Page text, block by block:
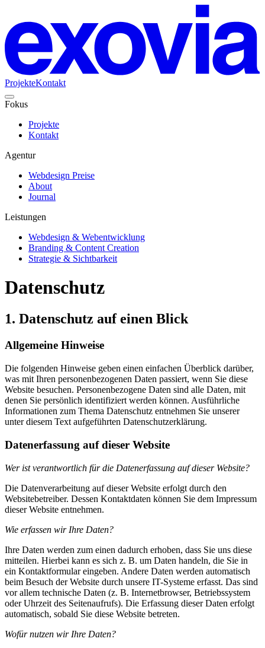
ProjekteKontakt
Fokus
Projekte
Kontakt
Agentur
Webdesign Preise
About
Journal
Leistungen
Webdesign & Webentwicklung
Branding & Content Creation
Strategie & Sichtbarkeit
Datenschutz
1. Datenschutz auf einen Blick
Allgemeine Hinweise
Die folgenden Hinweise geben einen einfachen Überblick darüber,
was mit Ihren personenbezogenen Daten passiert, wenn Sie diese
Website besuchen. Personenbezogene Daten sind alle Daten, mit
denen Sie persönlich identifiziert werden können. Ausführliche
Informationen zum Thema Datenschutz entnehmen Sie unserer
unter diesem Text aufgeführten Datenschutzerklärung.
Datenerfassung auf dieser Website
Wer ist verantwortlich für die Datenerfassung auf dieser Website?
Die Datenverarbeitung auf dieser Website erfolgt durch den
Websitebetreiber. Dessen Kontaktdaten können Sie dem Impressum
dieser Website entnehmen.
Wie erfassen wir Ihre Daten?
Ihre Daten werden zum einen dadurch erhoben, dass Sie uns diese
mitteilen. Hierbei kann es sich z. B. um Daten handeln, die Sie in
ein Kontaktformular eingeben. Andere Daten werden automatisch
beim Besuch der Website durch unsere IT-Systeme erfasst. Das sind
vor allem technische Daten (z. B. Internetbrowser, Betriebssystem
oder Uhrzeit des Seitenaufrufs). Die Erfassung dieser Daten erfolgt
automatisch, sobald Sie diese Website betreten.
Wofür nutzen wir Ihre Daten?